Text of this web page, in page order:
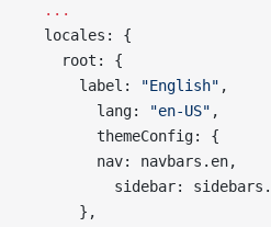
  ...
  locales: {
    root: {
      label:
"English" ,
        lang:
"en-US" ,
        themeConfig: {
        nav: navbars.en,
sidebar:
      },